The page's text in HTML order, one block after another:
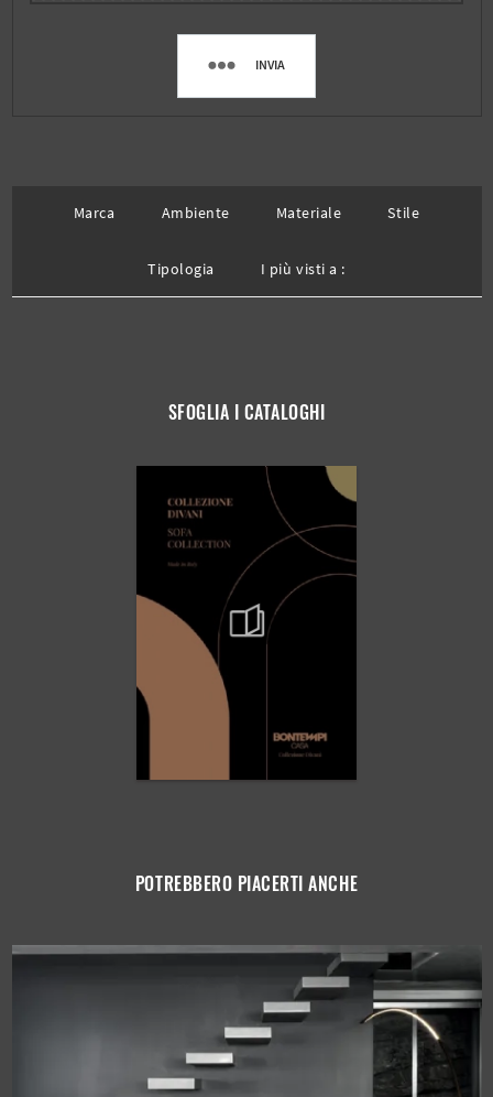
INVIA
Marca Ambiente Materiale Stile
Tipologia I più visti a :
SFOGLIA I CATALOGHI
POTREBBERO PIACERTI ANCHE